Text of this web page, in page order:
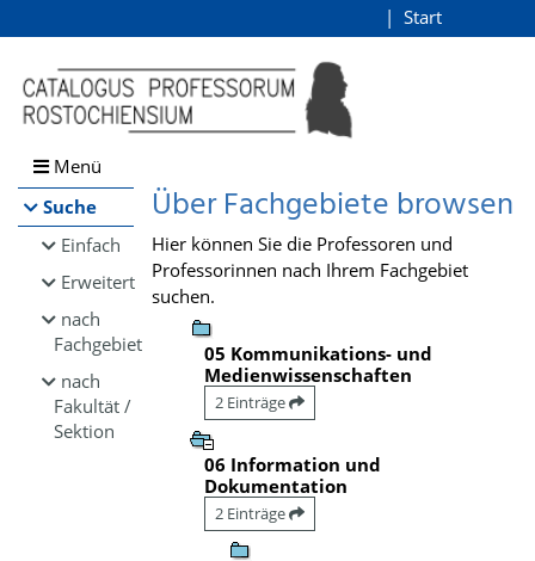
Browsen
direkt zum Inhalt
Start
Menü
Suche
Einfach
Erweitert
nach
Fachgebiet
nach
Fakultät /
Sektion
Über Fachgebiete browsen
Hier können Sie die Professoren und
Professorinnen nach Ihrem Fachgebiet
suchen.
05 Kommunikations- und
Medienwissenschaften
2 Einträge
06 Information und
Dokumentation
2 Einträge